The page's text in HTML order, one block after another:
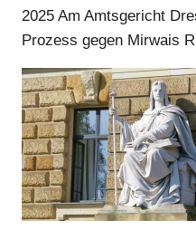
2025 Am Amtsgericht
Prozess gegen Mirwais